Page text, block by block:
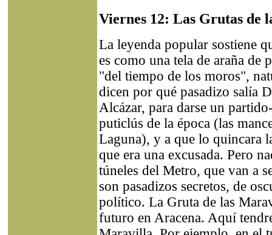
Viernes 12: Las Grutas de
La leyenda popular sostiene
es como una tela de araña de
"del tiempo de los moros",
dicen por qué pasadizo salía
Alcázar, para darse un
puticlús de la época (las
Laguna), y a que lo quincara
que era una excusada. Pero
túneles del Metro, que van a
son pasadizos secretos, de
político. La Gruta de las
futuro en Aracena. Aquí